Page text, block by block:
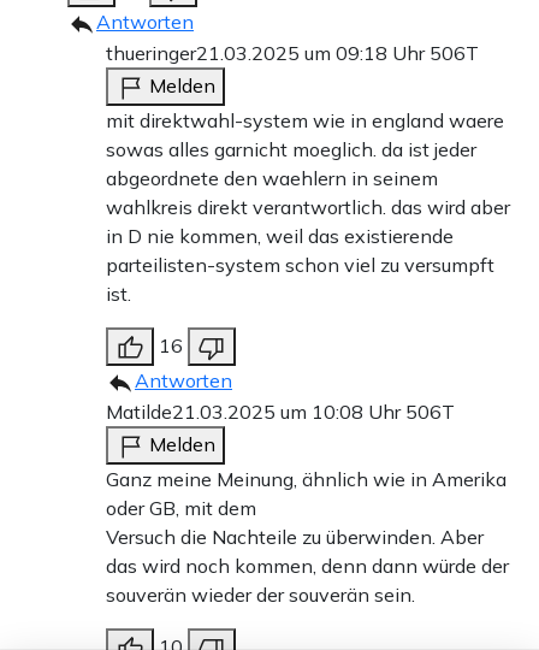
Antworten
thueringer21.03.2025 um 09:18 Uhr 506T
Melden
mit direktwahl-system wie in england waere
sowas alles garnicht moeglich. da ist jeder
abgeordnete den waehlern in seinem
wahlkreis direkt verantwortlich. das wird aber
in D nie kommen, weil das existierende
parteilisten-system schon viel zu versumpft
ist.
16
Antworten
Matilde21.03.2025 um 10:08 Uhr 506T
Melden
Ganz meine Meinung, ähnlich wie in Amerika
oder GB, mit dem
Versuch die Nachteile zu überwinden. Aber
das wird noch kommen, denn dann würde der
souverän wieder der souverän sein.